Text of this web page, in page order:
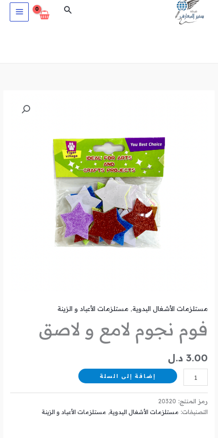
البحث
مستلزمات الأشغال اليدوية,مستلزمات الأعياد و الزينة
فوم نجوم لامع و لاصق
3.00 د.ل
إضافة إلى السلة
رمز المنتج: 20320
التصنيفات:مستلزمات الأشغال اليدوية,مستلزمات الأعياد و الزينة